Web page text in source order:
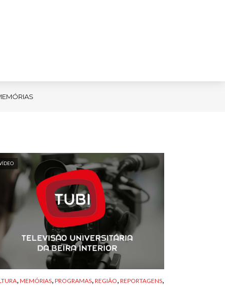
, MEMÓRIAS, PROGRAMAS, REGIÃO, REPORTAGENS,